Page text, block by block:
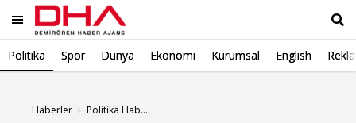
Politika Spor Dünya Ekonomi Kurumsal English
Haberler Politika Haberleri